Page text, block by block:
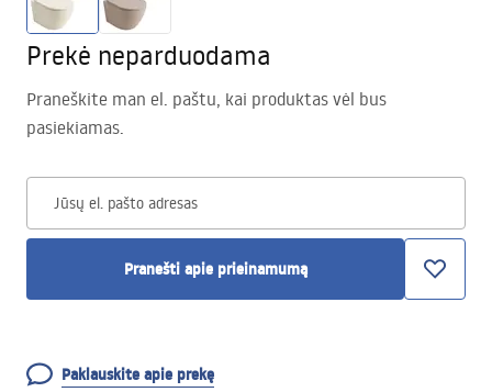
Prekė neparduodama
Praneškite man el. paštu, kai produktas vėl bus
pasiekiamas.
Jūsų el. pašto adresas
Pranešti apie prieinamumą
Paklauskite apie prekę